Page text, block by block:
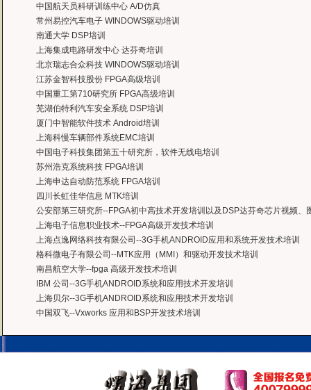
——IBM公司，沈经理
有曙海这样的DSP开发培训单位，是教育行业的财富，听了他们的课，茅塞顿开。
——上海医疗器械高等学校，罗老师
中国航天员科研训练中心 A/D仿真
常州易控汽车电子 WINDOWS驱动培训
南通大学 DSP培训
上海集成电路研发中心 达芬奇培训
北京瑞志合众科技 WINDOWS驱动培训
江苏金智科技股份 FPGA高级培训
中国重工第710研究所 FPGA高级培训
芜湖伯特利汽车安全系统 DSP培训
厦门中智能软件技术 Android培训
上海科慢车辆部件系统EMC培训
中国电子科技集团第五十研究所，软件无线电培训
苏州浩克系统科技 FPGA培训
上海申达自动防范系统 FPGA培训
四川长虹佳华信息 MTK培训
公安部第三研究所--FPGA初中高技术开发培训以及DSP达芬奇芯片视频、
上海电子信息职业技术--FPGA高级开发技术培训
上海点逸网络科技有限公司--3G手机ANDROID应用和系统开发技术培训
格科微电子有限公司--MTK应用（MMI）和驱动开发技术培训
南昌航空大学--fpga 高级开发技术培训
IBM 公司--3G手机ANDROID系统和应用技术开发培训
上海贝尔--3G手机ANDROID系统和应用技术开发培训
中国双飞--Vxworks 应用和BSP开发技术培训